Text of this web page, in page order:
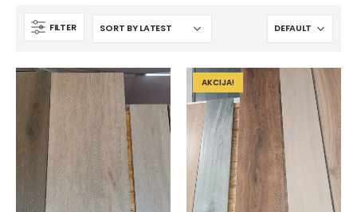
FILTER
AKCIJA!